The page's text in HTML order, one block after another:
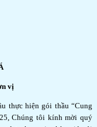
vị
thực hiện gói thầu “Cung
Chúng tôi kính mời quý